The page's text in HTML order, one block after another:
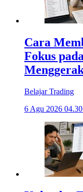
Cara
Fokus
Belajar Trading
6 Agu 2026